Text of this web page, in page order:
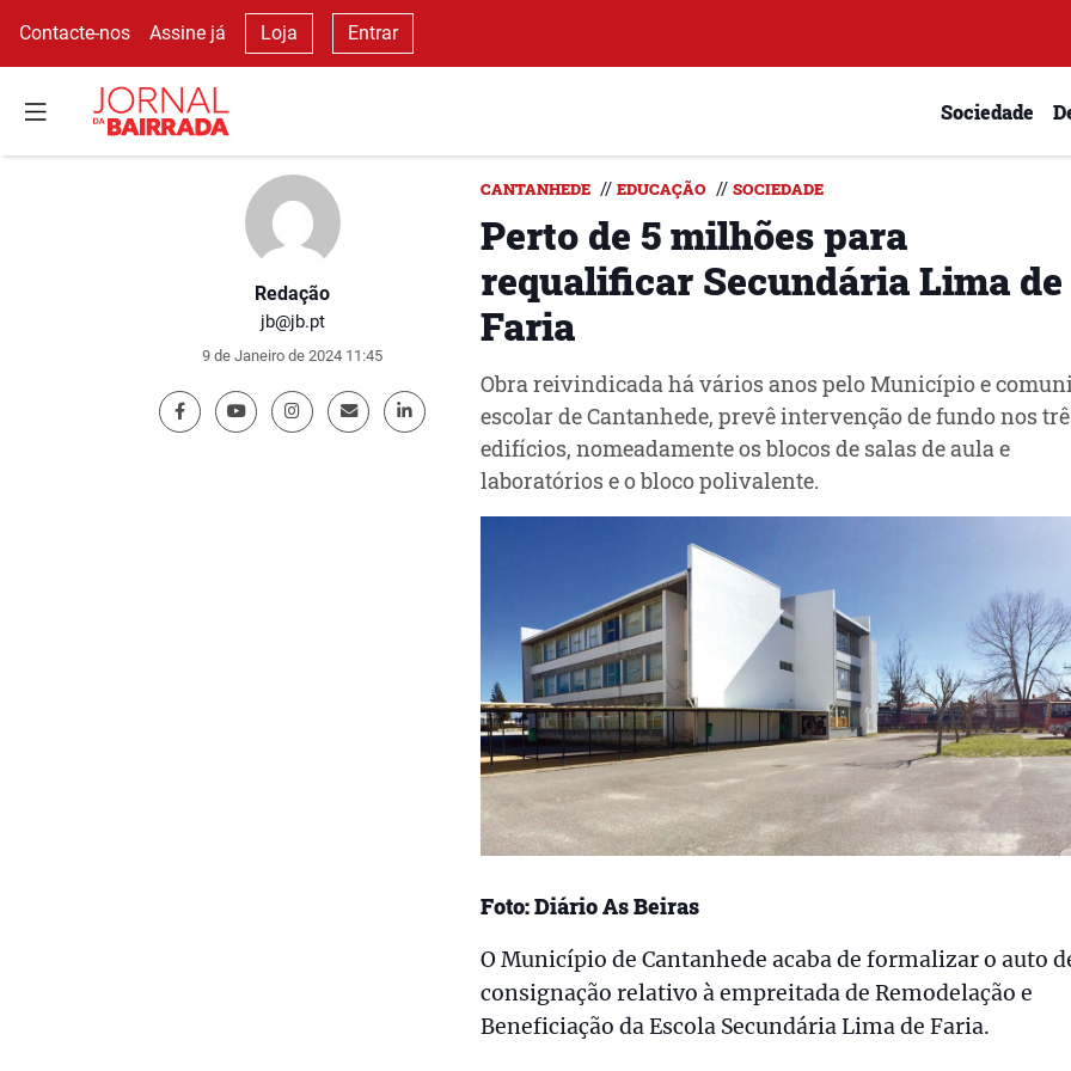
Contacte-nos Assine já Loja Entrar
Sociedade
Redação
jb@jb.pt
9 de Janeiro de 2024 11:45
CANTANHEDE // EDUCAÇÃO // SOCIEDADE
Perto de 5 milhões para
requalificar Secundária Lima de
Faria
Obra reivindicada há vários anos pelo Município e
escolar de Cantanhede, prevê intervenção de fundo nos
edifícios, nomeadamente os blocos de salas de aula e
laboratórios e o bloco polivalente.
Foto: Diário As Beiras
O Município de Cantanhede acaba de formalizar o auto
consignação relativo à empreitada de Remodelação e
Beneficiação da Escola Secundária Lima de Faria.